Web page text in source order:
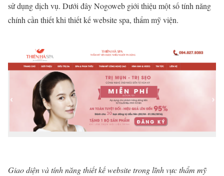
sử dụng dịch vụ. Dưới đây Nogoweb giới thiệu một số tính năng
chính cần thiết khi thiết kế website spa, thẩm mỹ viện.
Giao diện và tính năng thiết kế website trong lĩnh vực thẩm mỹ